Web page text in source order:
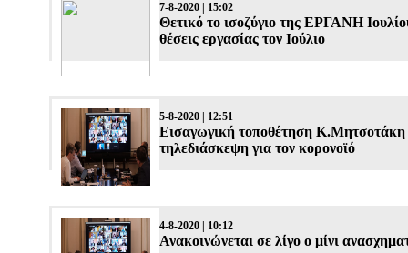
7-8-2020 | 15:02
Θετικό το ισοζύγιο της ΕΡΓΑΝΗ
θέσεις εργασίας τον Ιούλιο
5-8-2020 | 12:51
Εισαγωγική τοποθέτηση Κ.Μητσοτάκη
τηλεδιάσκεψη για τον κορονοϊό
4-8-2020 | 10:12
Ανακοινώνεται σε λίγο ο μίνι